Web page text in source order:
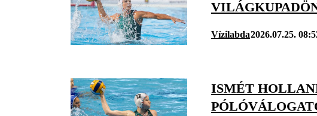
Vízilabda2026.07.25.
ISMÉT